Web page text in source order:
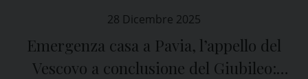
28 Dicembre 2025
Emergenza casa a Pavia, l’appello del
Vescovo a conclusione del Giubileo: